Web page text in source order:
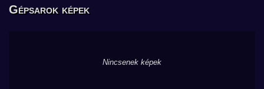
Gépsarok képek
Nincsenek képek